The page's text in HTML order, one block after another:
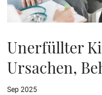
Unerfüllter
Ursachen,
Sep 2025